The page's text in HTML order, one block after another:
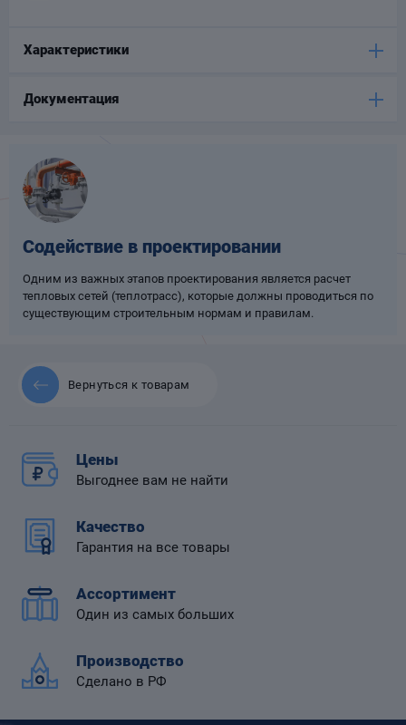
Характеристики
Документация
Содействие в проектировании
Одним из важных этапов проектирования является расчет
тепловых сетей (теплотрасс), которые должны проводиться по
существующим строительным нормам и правилам.
Вернуться к товарам
Цены
Выгоднее вам не найти
Качество
Гарантия на все товары
Ассортимент
Один из самых больших
Производство
Сделано в РФ
Компенсаторы